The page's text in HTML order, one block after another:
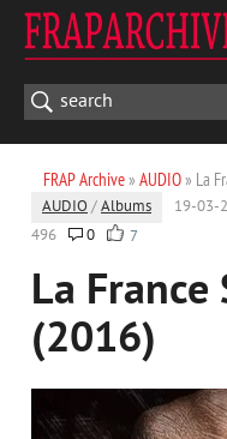
FRAP Archive» AUDIO» La
AUDIO /Albums 19-03-
496
0 7
La France
(2016)